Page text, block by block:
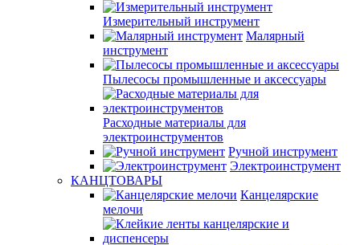
Измерительный инструмент
Малярный
инструмент
Пылесосы промышленные и аксессуары
Расходные материалы для
электроинструментов
Ручной инструмент
Электроинструмент
КАНЦТОВАРЫ
Канцелярские
мелочи